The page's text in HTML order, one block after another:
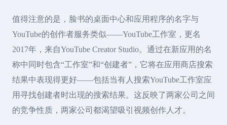
值得注意的是，脸书的桌面中心和应用程序的名字与
YouTube的创作者服务类似——YouTube工作室，更名
2017年，来自YouTube Creator Studio。通过在新应用的名
称中同时包含“工作室”和“创建者”，它将在应用商店搜索
结果中表现得更好——包括当有人搜索YouTube工作室应
用寻找创建者时出现的搜索结果。这反映了两家公司之间
的竞争性质，两家公司都渴望吸引视频创作人才。